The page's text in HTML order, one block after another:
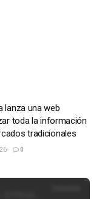
lanza una web
toda la información
tradicionales
0